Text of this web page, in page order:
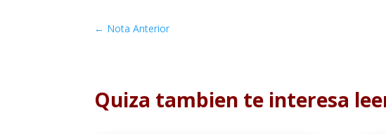
← Nota Anterior
Quiza tambien te interesa